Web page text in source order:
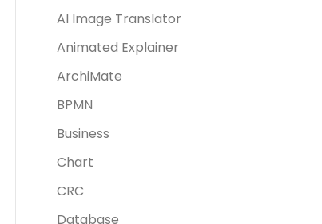
AI Image Translator
Animated Explainer
ArchiMate
BPMN
Business
Chart
CRC
Database